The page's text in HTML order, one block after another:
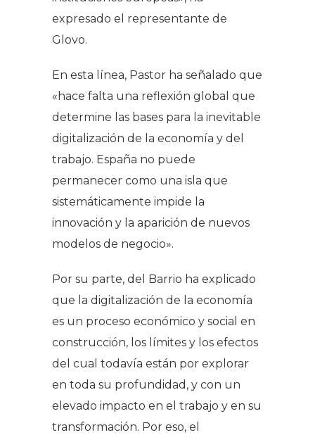
expresado el representante de
Glovo.
En esta línea, Pastor ha señalado que
«hace falta una reflexión global que
determine las bases para la inevitable
digitalización de la economía y del
trabajo. España no puede
permanecer como una isla que
sistemáticamente impide la
innovación y la aparición de nuevos
modelos de negocio».
Por su parte, del Barrio ha explicado
que la digitalización de la economía
es un proceso económico y social en
construcción, los límites y los efectos
del cual todavía están por explorar
en toda su profundidad, y con un
elevado impacto en el trabajo y en su
transformación. Por eso, el